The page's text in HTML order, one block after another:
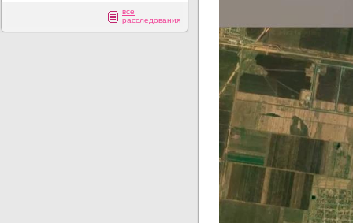
все
расследования